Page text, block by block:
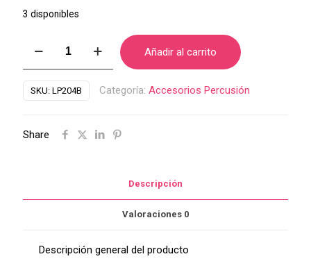
3 disponibles
cromado
de
1/2
Añadir al carrito
SKU: LP204B Categoría: Accesorios Percusión
Share
Descripción
Valoraciones 0
Descripción general del producto